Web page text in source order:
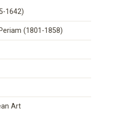
1642)
(1801-1858)
Art